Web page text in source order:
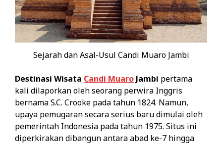
Sejarah dan Asal-Usul Candi Muaro Jambi
Destinasi Wisata Candi Muaro Jambi pertama
kali dilaporkan oleh seorang perwira Inggris
bernama S.C. Crooke pada tahun 1824. Namun,
upaya pemugaran secara serius baru dimulai oleh
pemerintah Indonesia pada tahun 1975. Situs ini
diperkirakan dibangun antara abad ke-7 hingga